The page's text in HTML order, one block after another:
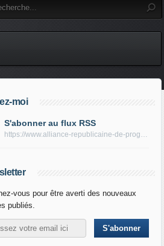
moi
S'abonner au flux RSS
https://www.alliance-republicaine-de-progres.com/rss
vous pour être averti des nouveaux
publiés.